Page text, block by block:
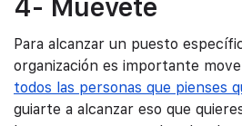
4- Muévete
Para alcanzar un puesto
organización es importante
todos las personas que pienses
guiarte a alcanzar eso que